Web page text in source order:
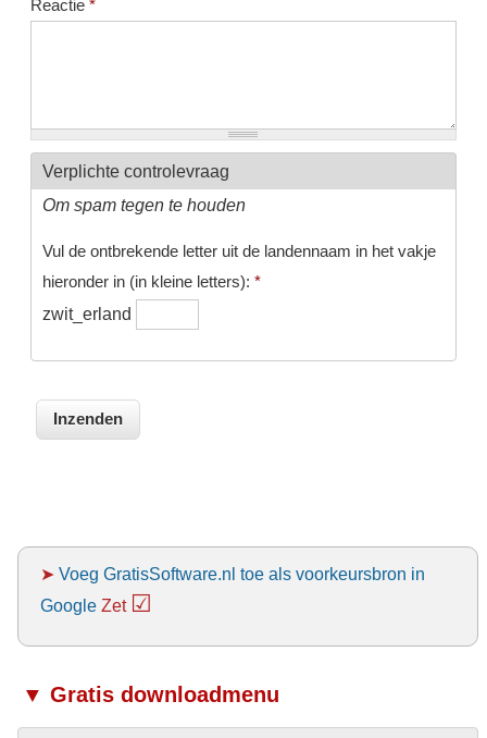
Reactie *
Verplichte controlevraag
Om spam tegen te houden
Vul de ontbrekende letter uit de landennaam in het vakje
hieronder in (in kleine letters): *
zwit_erland
➤ Voeg GratisSoftware.nl toe als voorkeursbron in
Google Zet ☑
▼ Gratis downloadmenu